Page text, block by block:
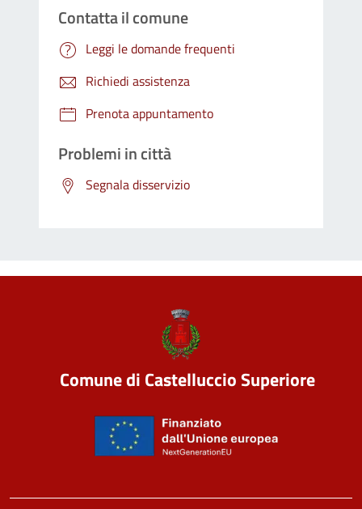
Contatta il comune
Leggi le domande frequenti
Richiedi assistenza
Prenota appuntamento
Problemi in città
Segnala disservizio
Comune di Castelluccio Superiore